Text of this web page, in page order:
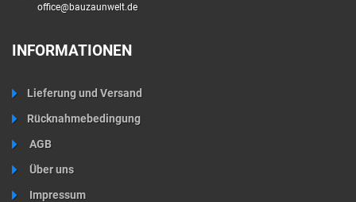
office@bauzaunwelt.de
INFORMATIONEN
Lieferung und Versand
Rücknahmebedingung
AGB
Über uns
Impressum